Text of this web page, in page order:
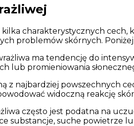
kilka charakterystycznych
problemów skórnych.
ma tendencję do
lub promieniowania
z najbardziej powszechnych
widoczną reakcję
często jest podatna na
substancje, suche powietrze